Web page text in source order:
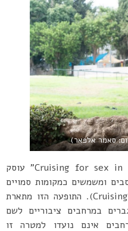
סאמר אלפאר)
ריצ’רד טיוקסברי “Cruising for sex in public places” עוסק
ומשמשים כמקומות סמויים
לפעילות מינית, המכונה קרוזינג (Cruising). התופעה הזו מתארת
במרחבים ציבוריים לשם
אינם נועדו למטרה זו